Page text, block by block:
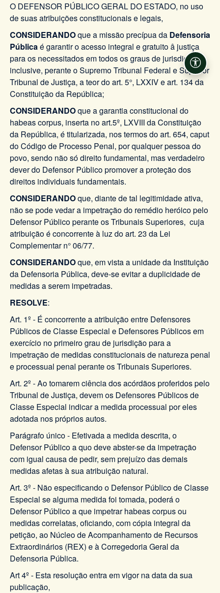
O DEFENSOR PÚBLICO GERAL DO ESTADO, no uso
de suas atribuições constitucionais e legais,
CONSIDERANDOque a missão precípua da Defensoria
Públicaé garantir o acesso integral e gratuito â justiça
para os necessitados em todos os graus de jurisdição,
inclusive, perante o Supremo Tribunal Federal e Superior
Tribunal de Justiça, a teor do art. 5°, LXXIV e art. 134 da
Constituição da República;
CONSIDERANDOque a garantia constitucional do
habeas corpus, inserta no art.5º, LXVIII da Constituição
da República, é titularizada, nos termos do art. 654, caput
do Código de Processo Penal, por qualquer pessoa do
povo, sendo não só direito fundamental, mas verdadeiro
dever do Defensor Público promover a proteção dos
direitos individuais fundamentais.
CONSIDERANDOque, diante de tal legitimidade ativa,
não se pode vedar a impetração do remédio heróico pelo
Defensor Público perante os Tribunais Superiores, cuja
atribuição é concorrente à luz do art. 23 da Lei
Complementar n° 06/77.
CONSIDERANDOque, em vista a unidade da Instituição
da Defensoria Pública, deve-se evitar a duplicidade de
medidas a serem impetradas.
RESOLVE:
Art. 1º - É concorrente a atribuição entre Defensores
Públicos de Classe Especial e Defensores Públicos em
exercício no primeiro grau de jurisdição para a
impetração de medidas constitucionais de natureza penal
e processual penal perante os Tribunais Superiores.
Art. 2º - Ao tomarem ciência dos acórdãos proferidos pelo
Tribunal de Justiça, devem os Defensores Públicos de
Classe Especial indicar a medida processual por eles
adotada nos próprios autos.
Parágrafo único - Efetivada a medida descrita, o
Defensor Público a quo deve abster-se da impetração
com igual causa de pedir, sem prejuízo das demais
medidas afetas à sua atribuição natural.
Art. 3º - Não especificando o Defensor Público de Classe
Especial se alguma medida foi tomada, poderá o
Defensor Público a que impetrar habeas corpus ou
medidas correlatas, oficiando, com cópia integral da
petição, ao Núcleo de Acompanhamento de Recursos
Extraordinários (REX) e à Corregedoria Geral da
Defensoria Pública.
Art 4º - Esta resolução entra em vigor na data da sua
publicação,